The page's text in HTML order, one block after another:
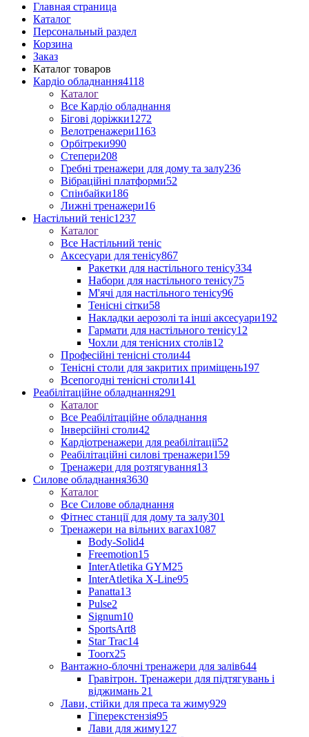
Главная страница
Каталог
Персональный раздел
Корзина
Заказ
Каталог товаров
Кардіо обладнання4118
Каталог
Все Кардіо обладнання
Бігові доріжки1272
Велотренажери1163
Орбітреки990
Степери208
Гребні тренажери для дому та залу236
Вібраційні платформи52
Спінбайки186
Лижні тренажери16
Настільний теніс1237
Каталог
Все Настільний теніс
Аксесуари для тенісу867
Ракетки для настільного тенісу334
Набори для настільного тенісу75
М'ячі для настільного тенісу96
Тенісні сітки58
Накладки аерозолі та інші аксесуари192
Гармати для настільного тенісу12
Чохли для тенісних столів12
Професійні тенісні столи44
Тенісні столи для закритих приміщень197
Всепогодні тенісні столи141
Реабілітаційне обладнання291
Каталог
Все Реабілітаційне обладнання
Інверсійні столи42
Кардіотренажери для реабілітації52
Реабілітаційні силові тренажери159
Тренажери для розтягування13
Силове обладнання3630
Каталог
Все Силове обладнання
Фітнес станції для дому та залу301
Тренажери на вільних вагах1087
Body-Solid4
Freemotion15
InterAtletika GYM25
InterAtletika X-Line95
Panatta13
Pulse2
Signum10
SportsArt8
Star Trac14
Toorx25
Вантажно-блочні тренажери для залів644
Гравітрон. Тренажери для підтягувань і
віджимань 21
Лави, стійки для преса та жиму929
Гіперекстензія95
Лави для жиму127